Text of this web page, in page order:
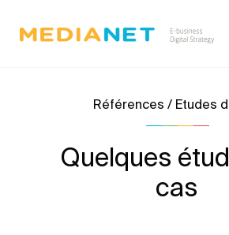
Références / Etudes
Quelques
cas